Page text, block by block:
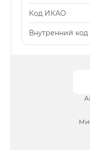
Код ИКАО
Внутренний код